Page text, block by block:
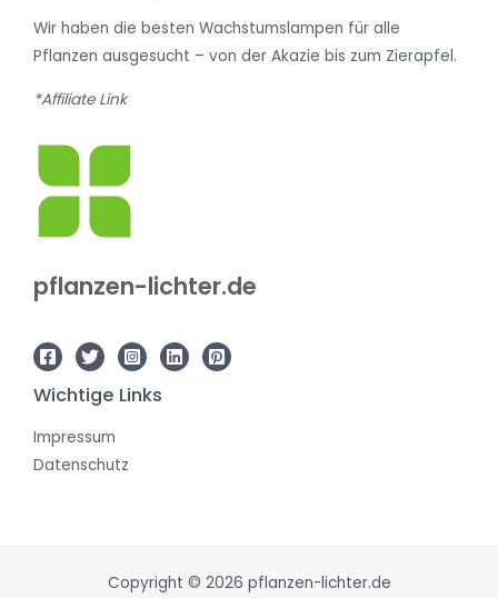
Wir haben die besten Wachstumslampen für alle
Pflanzen ausgesucht – von der Akazie bis zum Zierapfel.
*Affiliate Link
pflanzen-lichter.de
Wichtige Links
Impressum
Datenschutz
Copyright © 2026 pflanzen-lichter.de